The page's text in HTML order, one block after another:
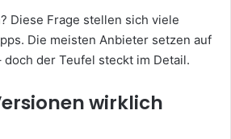
Diese Frage stellen sich viele
Die meisten Anbieter setzen auf
der Teufel steckt im Detail.
wirklich